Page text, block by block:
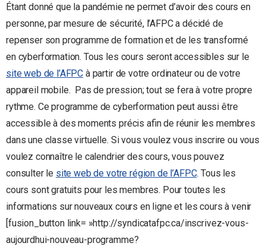
Étant donné que la pandémie ne permet d’avoir des cours en
personne, par mesure de sécurité, l’AFPC a décidé de
repenser son programme de formation et de les transformé
en cyberformation. Tous les cours seront accessibles sur le
site web de l’AFPC à partir de votre ordinateur ou de votre
appareil mobile. Pas de pression; tout se fera à votre propre
rythme. Ce programme de cyberformation peut aussi être
accessible à des moments précis afin de réunir les membres
dans une classe virtuelle. Si vous voulez vous inscrire ou vous
voulez connaître le calendrier des cours, vous pouvez
consulter le site web de votre région de l’AFPC. Tous les
cours sont gratuits pour les membres. Pour toutes les
informations sur nouveaux cours en ligne et les cours à venir
[fusion_button link= »http://syndicatafpc.ca/inscrivez-vous-
aujourdhui-nouveau-programme?